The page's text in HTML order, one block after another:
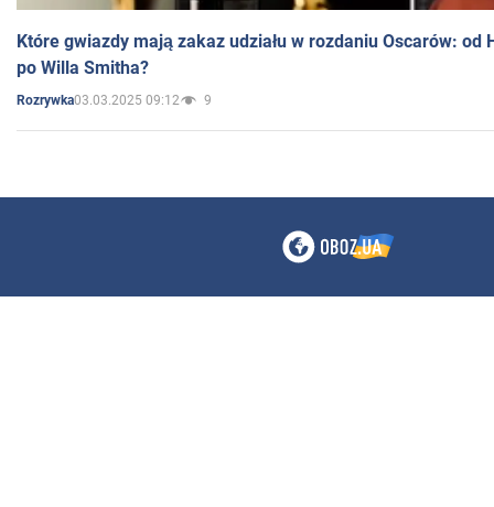
Które gwiazdy mają zakaz udziału w rozdaniu Oscarów: od
po Willa Smitha?
Rozrywka03.03.2025 09:12 9